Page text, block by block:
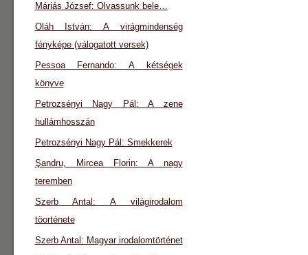
Máriás József: Olvassunk bele…
Oláh István: A virágmindenség
fényképe (válogatott versek)
Pessoa Fernando: A kétségek
könyve
Petrozsényi Nagy Pál: A zene
hullámhosszán
Petrozsényi Nagy Pál: Smekkerek
Şandru, Mircea Florin: A nagy
teremben
Szerb Antal: A világirodalom
töorténete
Szerb Antal: Magyar irodalomtörténet